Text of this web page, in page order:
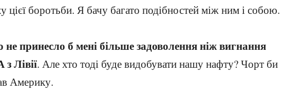
цієї боротьби. Я бачу багато подібностей між ним і собою.
принесло б мені більше задоволення ніж вигнання
Лівії. Але хто тоді буде видобувати нашу нафту? Чорт би
Америку.